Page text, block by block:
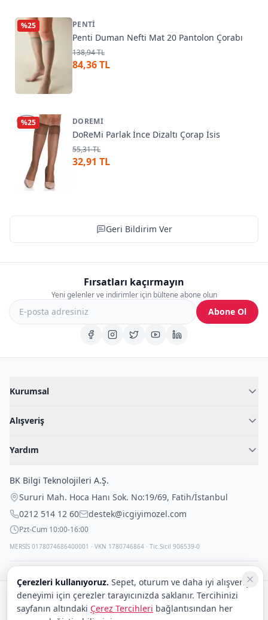
%25 PENTI
Penti Duman Nefti Mat 20 Pantolon Çorabı
138,94 TL
84,36 TL
%25 DOREMI
DoReMi Parlak İnce Dizaltı Çorap İsis
55,31 TL
32,91 TL
Geri Bildirim Ver
Fırsatları kaçırmayın
Yeni gelenler ve indirimler için bültene abone olun
Abone Ol
Kurumsal
Blog
İç Giyim Rehberi
Alışveriş
Fantazi İç Giyim
Çocuk İç Giyim
Outlet Fırsatları
Yardım
İade Politikası
Gizli Paketleme
BK Bilgi Teknolojileri A.Ş.
Sururi Mah. Hoca Hanı Sok. No:19/69, Fatih/İstanbul
0212 514 12 60
destek@icgiyimozel.com
Pzt-Cum 10:00-16:00
MERSİS 0178074686400001 · VKN 1780746864 · Tic.Sicil 906539-0
Güvenli alışveriş:
Kargo:
Çerezleri kullanıyoruz. Sepet, oturum ve daha iyi alışveriş
deneyimi için çerezler tarayıcınızda saklanır. Tercihinizi
sayfanın altındaki Çerez Tercihleri bağlantısından her